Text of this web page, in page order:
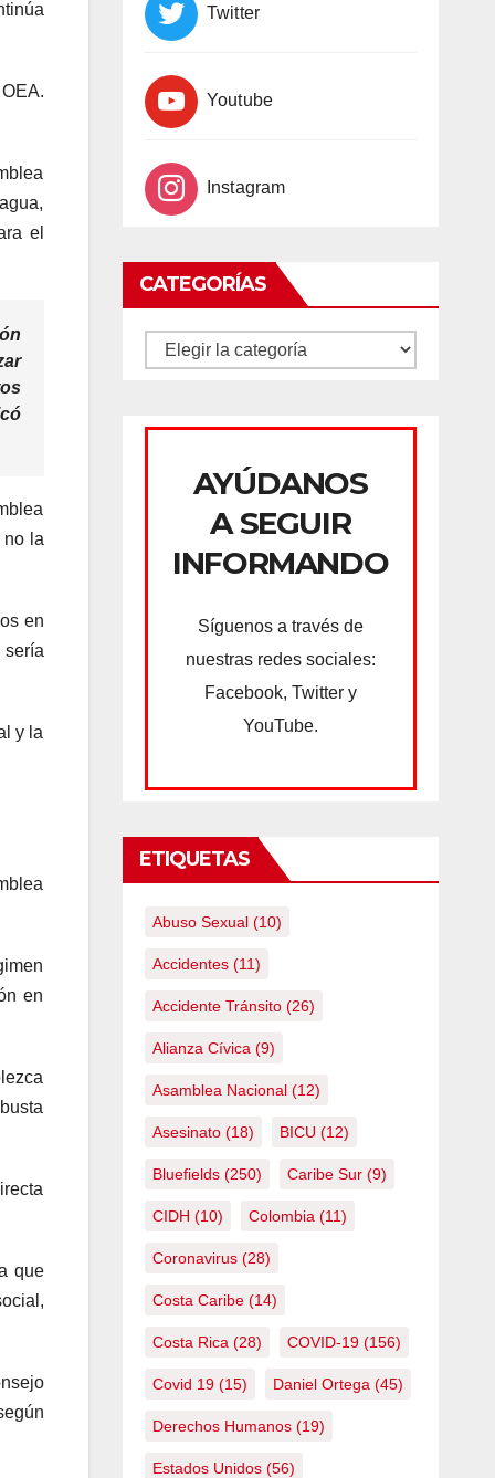
el
no la
en
y la
en
que
Twitter
Youtube
Instagram
CATEGORÍAS
CATEGORÍAS
AYÚDANOS
A SEGUIR
INFORMANDO
Síguenos a través de
nuestras redes sociales:
Facebook, Twitter y
YouTube.
ETIQUETAS
Abuso Sexual(10)
Accidentes(11)
Accidente Tránsito(26)
Alianza Cívica (9)
Asamblea Nacional(12)
Asesinato(18) BICU (12)
Bluefields(250) Caribe Sur(9)
CIDH (10) Colombia (11)
Coronavirus(28)
Costa Caribe(14)
Costa Rica (28) COVID-19(156)
Covid 19(15) Daniel Ortega (45)
Derechos Humanos(19)
Estados Unidos(56)